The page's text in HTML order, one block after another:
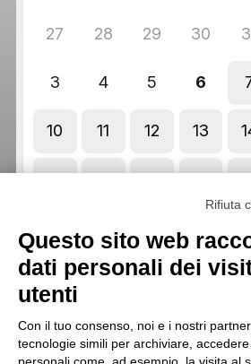
Rifiuta
Questo sito web
dati personali dei
utenti
Con il tuo consenso, noi e i nostri
tecnologie simili per archiviare,